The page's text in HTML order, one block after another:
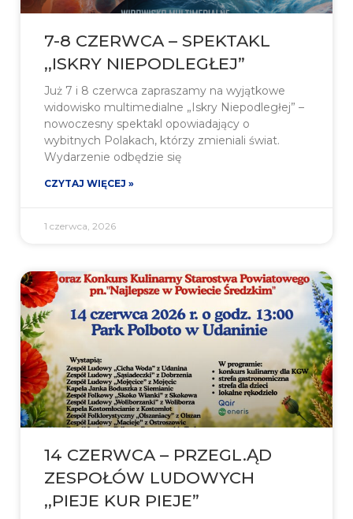
7-8 CZERWCA – SPEKTAKL
,,ISKRY NIEPODLEGŁEJ”
Już 7 i 8 czerwca zapraszamy na wyjątkowe
widowisko multimedialne „Iskry Niepodległej” –
nowoczesny spektakl opowiadający o
wybitnych Polakach, którzy zmieniali świat.
Wydarzenie odbędzie się
CZYTAJ WIĘCEJ »
1 czerwca, 2026
14 CZERWCA – PRZEGL.ĄD
ZESPOŁÓW LUDOWYCH
,,PIEJE KUR PIEJE”